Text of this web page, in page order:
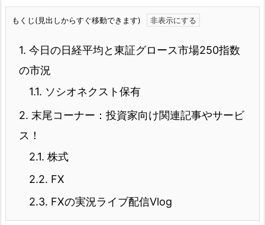
もくじ(見出しからすぐ移動できます)
1. 今日の日経平均と東証グロース市場250指数
の市況
1.1. ソシオネクスト保有
2. 末尾コーナー：投資家向け関連記事やサービ
ス！
2.1. 株式
2.2. FX
2.3. FXの実況ライブ配信Vlog